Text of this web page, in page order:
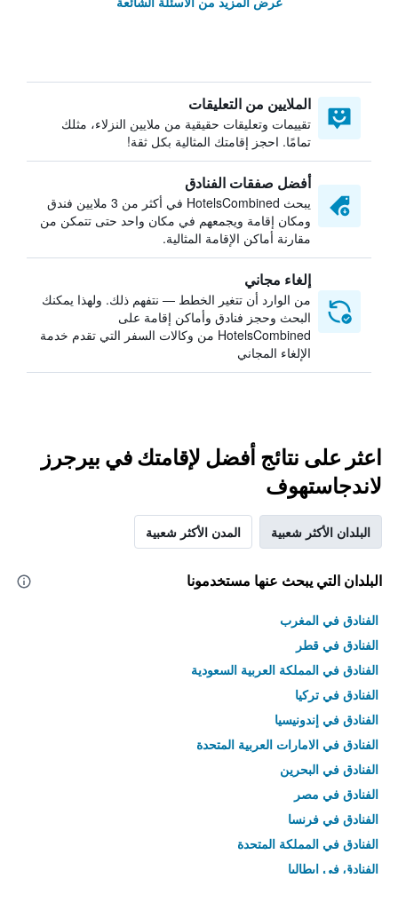
الملايين من التعليقات
تقييمات وتعليقات حقيقية من ملايين النزلاء، مثلك
تمامًا. احجز إقامتك المثالية بكل ثقة!
أفضل صفقات الفنادق
يبحث HotelsCombined في أكثر من 3 ملايين فندق
ومكان إقامة ويجمعهم في مكان واحد حتى تتمكن من
مقارنة أماكن الإقامة المثالية.
إلغاء مجاني
من الوارد أن تتغير الخطط — نتفهم ذلك. ولهذا يمكنك
البحث وحجز فنادق وأماكن إقامة على
HotelsCombined من وكالات السفر التي تقدم خدمة
الإلغاء المجاني
اعثر على نتائج أفضل لإقامتك في بيرجرز
لاندجاستهوف
البلدان الأكثر شعبية المدن الأكثر شعبية
البلدان التي يبحث عنها مستخدمونا
الفنادق في المغرب
الفنادق في قطر
الفنادق في المملكة العربية السعودية
الفنادق في تركيا
الفنادق في إندونيسيا
الفنادق في الامارات العربية المتحدة
الفنادق في البحرين
الفنادق في مصر
الفنادق في فرنسا
الفنادق في المملكة المتحدة
الفنادق في إيطاليا